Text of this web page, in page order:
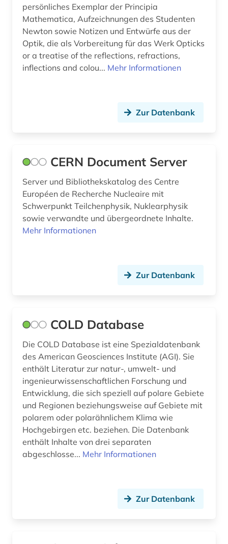
polymerforschung (1)
portal (1)
poster (1)
pädagogik (2)
raumfahrt (2)
recherche (1)
reise (1)
sammlung (2)
satellitenbild (1)
schriftverkehr (1)
schweden (2)
scientific collaboration (1)
slowakei (1)
sozialwissenschaften (5)
persönliches Exemplar der Principia
Mathematica, Aufzeichnungen des Studenten
Newton sowie Notizen und Entwürfe aus der
Optik, die als Vorbereitung für das Werk Opticks
or a treatise of the reflections, refractions,
inflections and colou... Mehr Informationen
Zur Datenbank
CERN Document Server
Server und Bibliothekskatalog des Centre
Européen de Recherche Nucleaire mit
Schwerpunkt Teilchenphysik, Nuklearphysik
sowie verwandte und übergeordnete Inhalte.
Mehr Informationen
Zur Datenbank
COLD Database
Die COLD Database ist eine Spezialdatenbank
des American Geosciences Institute (AGI). Sie
enthält Literatur zur natur-, umwelt- und
ingenieurwissenschaftlichen Forschung und
Entwicklung, die sich speziell auf polare Gebiete
und Regionen beziehungsweise auf Gebiete mit
polarem oder polarähnlichem Klima wie
Hochgebirgen etc. beziehen. Die Datenbank
enthält Inhalte von drei separaten
abgeschlosse... Mehr Informationen
Zur Datenbank